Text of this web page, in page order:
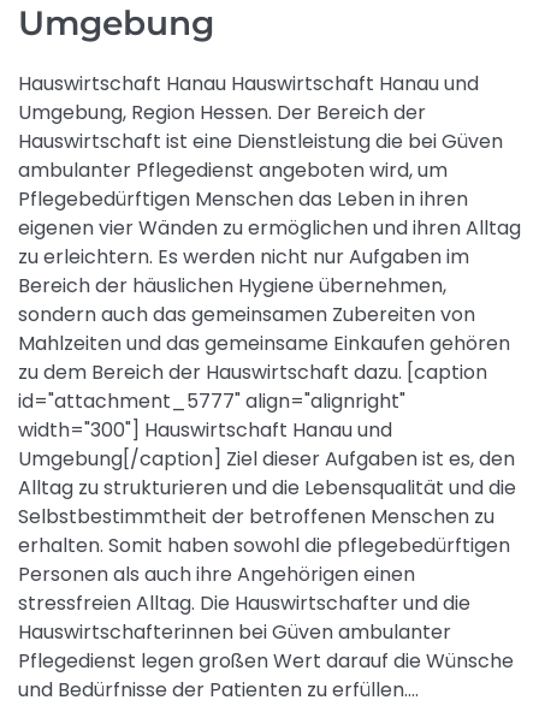
Umgebung
Hauswirtschaft Hanau Hauswirtschaft Hanau und
Umgebung, Region Hessen. Der Bereich der
Hauswirtschaft ist eine Dienstleistung die bei Güven
ambulanter Pflegedienst angeboten wird, um
Pflegebedürftigen Menschen das Leben in ihren
eigenen vier Wänden zu ermöglichen und ihren Alltag
zu erleichtern. Es werden nicht nur Aufgaben im
Bereich der häuslichen Hygiene übernehmen,
sondern auch das gemeinsamen Zubereiten von
Mahlzeiten und das gemeinsame Einkaufen gehören
zu dem Bereich der Hauswirtschaft dazu. [caption
id="attachment_5777" align="alignright"
width="300"] Hauswirtschaft Hanau und
Umgebung[/caption] Ziel dieser Aufgaben ist es, den
Alltag zu strukturieren und die Lebensqualität und die
Selbstbestimmtheit der betroffenen Menschen zu
erhalten. Somit haben sowohl die pflegebedürftigen
Personen als auch ihre Angehörigen einen
stressfreien Alltag. Die Hauswirtschafter und die
Hauswirtschafterinnen bei Güven ambulanter
Pflegedienst legen großen Wert darauf die Wünsche
und Bedürfnisse der Patienten zu erfüllen.…